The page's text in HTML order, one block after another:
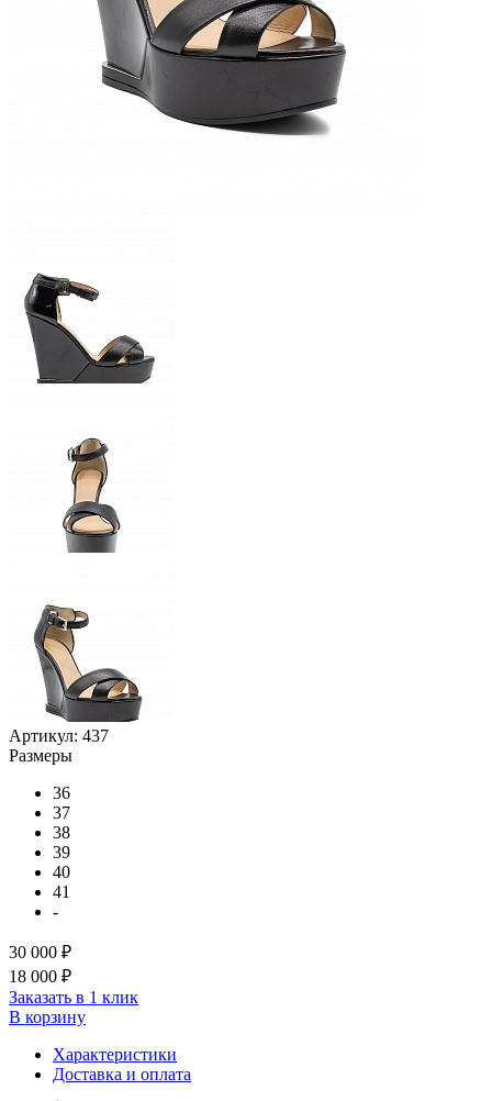
Артикул: 437
Размеры
36
37
38
39
40
41
-
30 000 ₽
18 000 ₽
Заказать в 1 клик
В корзину
Характеристики
Доставка и оплата